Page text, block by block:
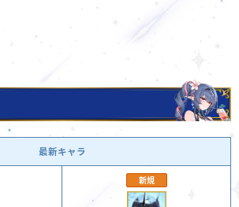
最新キャラ
新規